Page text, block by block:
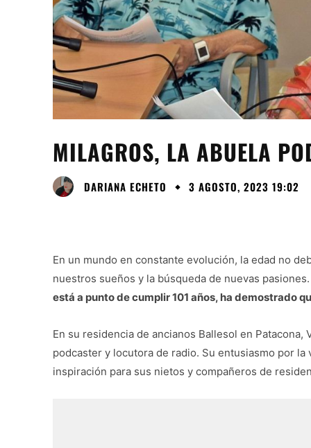
MILAGROS, LA ABUELA
DARIANA ECHETO 3 AGOSTO, 2023 19:02
En un mundo en constante evolución, la edad no
nuestros sueños y la búsqueda de nuevas
está a punto de cumplir 101 años, ha demostrado
En su residencia de ancianos Ballesol en
podcaster y locutora de radio. Su entusiasmo por
inspiración para sus nietos y compañeros de